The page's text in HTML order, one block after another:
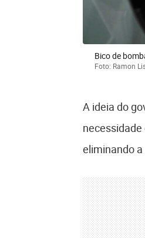
Bico de
Foto: Ramon
A ideia do
eliminando